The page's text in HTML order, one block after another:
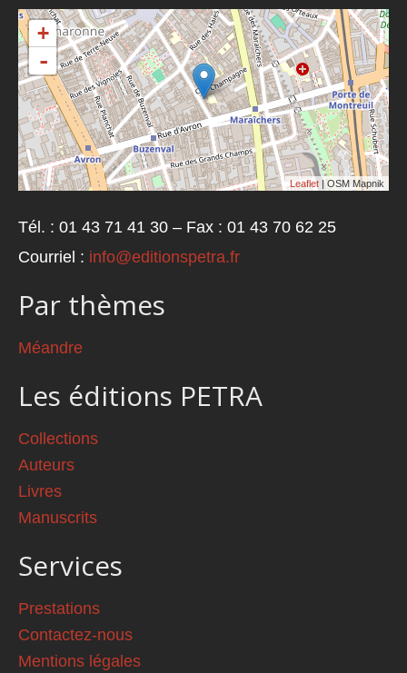
+
-
Leaflet | OSM Mapnik
Tél. : 01 43 71 41 30 – Fax : 01 43 70 62 25
Courriel : info@editionspetra.fr
Par thèmes
Méandre
Les éditions PETRA
Collections
Auteurs
Livres
Manuscrits
Services
Prestations
Contactez-nous
Mentions légales